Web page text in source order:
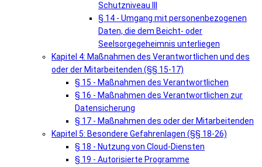
Schutzniveau III
§ 14 - Umgang mit personenbezogenen
Daten, die dem Beicht- oder
Seelsorgegeheimnis unterliegen
Kapitel 4: Maßnahmen des Verantwortlichen und des
oder der Mitarbeitenden (§§ 15-17)
§ 15 - Maßnahmen des Verantwortlichen
§ 16 - Maßnahmen des Verantwortlichen zur
Datensicherung
§ 17 - Maßnahmen des oder der Mitarbeitenden
Kapitel 5: Besondere Gefahrenlagen (§§ 18-26)
§ 18 - Nutzung von Cloud-Diensten
§ 19 - Autorisierte Programme